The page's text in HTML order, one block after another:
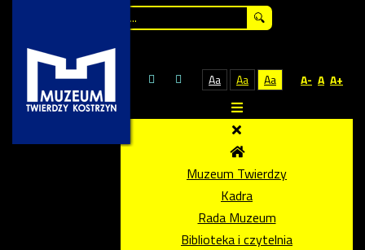
Aa Aa Aa A- A A+
Muzeum Twierdzy
Kadra
Rada Muzeum
Biblioteka i czytelnia